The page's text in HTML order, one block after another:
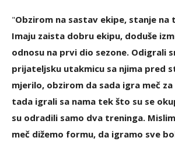
"Obzirom na sastav ekipe, stanje na
Imaju zaista dobru ekipu, doduše
odnosu na prvi dio sezone. Odigrali
prijateljsku utakmicu sa njima pred
mjerilo, obzirom da sada igra meč
tada igrali sa nama tek što su se
su odradili samo dva treninga.
meč dižemo formu, da igramo sve